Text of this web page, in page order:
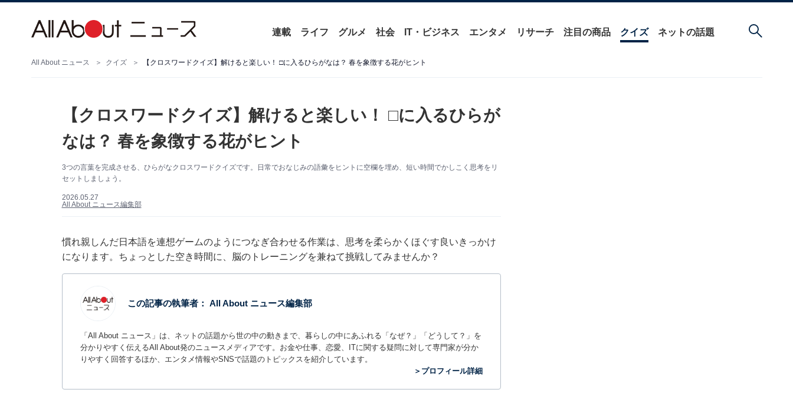
連載 ライフ グルメ 社会 IT・ビジネス エンタメ リサーチ 注目の商品 クイズ ネットの話題
All About ニュース クイズ 【クロスワードクイズ】解けると楽しい！ □に入るひらがなは？ 春を象徴する花がヒント
【クロスワードクイズ】解けると楽しい！ □に入るひらが
なは？ 春を象徴する花がヒント
3つの言葉を完成させる、ひらがなクロスワードクイズです。日常でおなじみの語彙をヒントに空欄を埋め、短い時間でかしこく思考をリ
セットしましょう。
2026.05.27
All About ニュース編集部
慣れ親しんだ日本語を連想ゲームのようにつなぎ合わせる作業は、思考を柔らかくほぐす良いきっかけ
になります。ちょっとした空き時間に、脳のトレーニングを兼ねて挑戦してみませんか？
この記事の執筆者： All About ニュース編集部
「All About ニュース」は、ネットの話題から世の中の動きまで、暮らしの中にあふれる「なぜ？」「どうして？」を
分かりやすく伝えるAll About発のニュースメディアです。お金や仕事、恋愛、ITに関する疑問に対して専門家が分か
りやすく回答するほか、エンタメ情報やSNSで話題のトピックスを紹介しています。
＞プロフィール詳細